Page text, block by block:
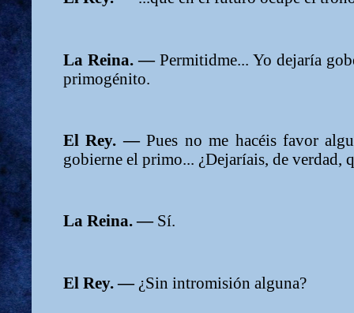
La Reina. — Permitidme... Yo dejaría
primogénito.
El Rey. —Pues no me hacéis favor
gobierne el primo... ¿Dejaríais, de verdad,
La Reina. — Sí.
El Rey. — ¿Sin intromisión alguna?